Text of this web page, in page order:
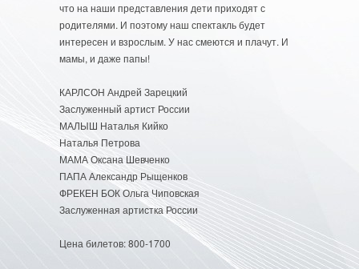
что на наши представления дети приходят с
родителями. И поэтому наш спектакль будет
интересен и взрослым. У нас смеются и плачут. И
мамы, и даже папы!
КАРЛСОН Андрей Зарецкий
Заслуженный артист России
МАЛЫШ Наталья Кийко
Наталья Петрова
МАМА Оксана Шевченко
ПАПА Александр Рыщенков
ФРЕКЕН БОК Ольга Чиповская
Заслуженная артистка России
Цена билетов: 800-1700